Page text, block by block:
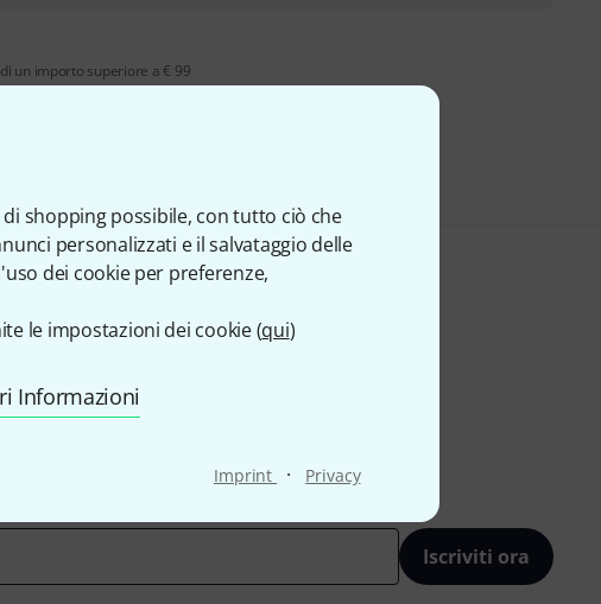
shopping possibile, con tutto ciò che
personalizzati e il salvataggio delle
dei cookie per preferenze,
le impostazioni dei cookie (qui)
Informazioni
Imprint · Privacy
un importo superiore a € 99
Iscriviti ora